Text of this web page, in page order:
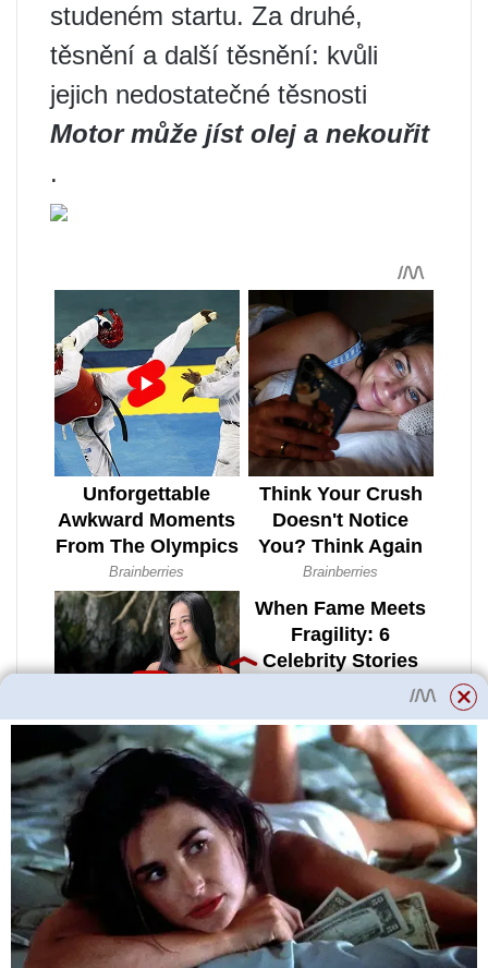
studeném startu. Za druhé,
těsnění a další těsnění: kvůli
jejich nedostatečné těsnosti
Motor může jíst olej a nekouřit
.
HC syntetika kombinuje výhody
syntetických a minerálních olejů.